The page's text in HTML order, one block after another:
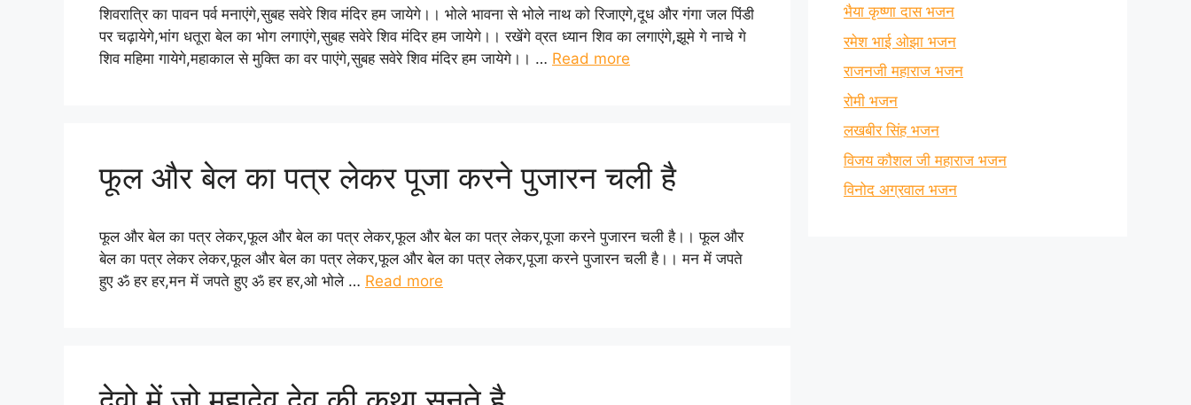
शिवरात्रि का पावन पर्व मनाएंगे,सुबह सवेरे शिव मंदिर हम जायेगे।। भोले भावना से भोले नाथ को रिजाएगे,दूध और गंगा जल पिंडी
पर चढ़ायेगे,भांग धतूरा बेल का भोग लगाएंगे,सुबह सवेरे शिव मंदिर हम जायेगे।। रखेंगे व्रत ध्यान शिव का लगाएंगे,झूमे गे नाचे गे
शिव महिमा गायेगे,महाकाल से मुक्ति का वर पाएंगे,सुबह सवेरे शिव मंदिर हम जायेगे।। … Read more
फूल और बेल का पत्र लेकर पूजा करने पुजारन चली है
फूल और बेल का पत्र लेकर,फूल और बेल का पत्र लेकर,फूल और बेल का पत्र लेकर,पूजा करने पुजारन चली है।। फूल और
बेल का पत्र लेकर लेकर,फूल और बेल का पत्र लेकर,फूल और बेल का पत्र लेकर,पूजा करने पुजारन चली है।। मन में जपते
हुए ॐ हर हर,मन में जपते हुए ॐ हर हर,ओ भोले … Read more
भैया कृष्णा दास भजन
रमेश भाई ओझा भजन
राजनजी महाराज भजन
रोमी भजन
लखबीर सिंह भजन
विजय कौशल जी महाराज भजन
विनोद अग्रवाल भजन